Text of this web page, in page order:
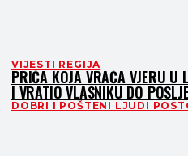
VIJESTI REGIJA
PRIČA KOJA VRAĆA VJERU U
I VRATIO VLASNIKU DO
DOBRI I POŠTENI LJUDI